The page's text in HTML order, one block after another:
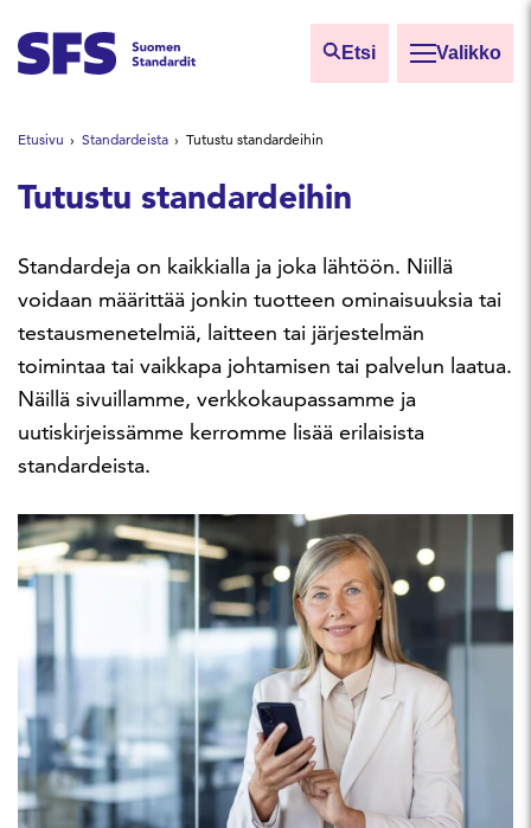
Etsi Valikko
Etsi sivuilta
Hae hakutermillä
Etusivu Standardeista Tutustu standardeihin
Tutustu standardeihin
Standardeja on kaikkialla ja joka lähtöön. Niillä
voidaan määrittää jonkin tuotteen ominaisuuksia tai
testausmenetelmiä, laitteen tai järjestelmän
toimintaa tai vaikkapa johtamisen tai palvelun laatua.
Näillä sivuillamme, verkkokaupassamme ja
uutiskirjeissämme kerromme lisää erilaisista
standardeista.